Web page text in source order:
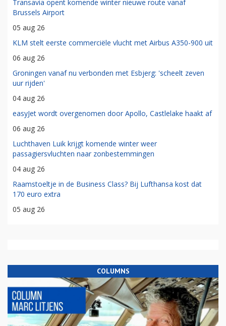
Transavia opent komende winter nieuwe route vanaf
Brussels Airport
05 aug 26
KLM stelt eerste commerciële vlucht met Airbus A350-900 uit
06 aug 26
Groningen vanaf nu verbonden met Esbjerg: 'scheelt zeven
uur rijden'
04 aug 26
easyJet wordt overgenomen door Apollo, Castlelake haakt af
06 aug 26
Luchthaven Luik krijgt komende winter weer
passagiersvluchten naar zonbestemmingen
04 aug 26
Raamstoeltje in de Business Class? Bij Lufthansa kost dat
170 euro extra
05 aug 26
COLUMNS